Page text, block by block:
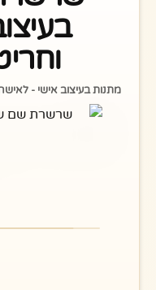
מתנות בעיצוב אישי -